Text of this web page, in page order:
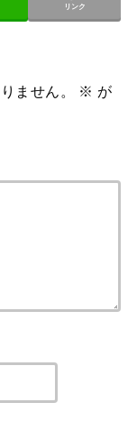
リンク
ません。 ※ が